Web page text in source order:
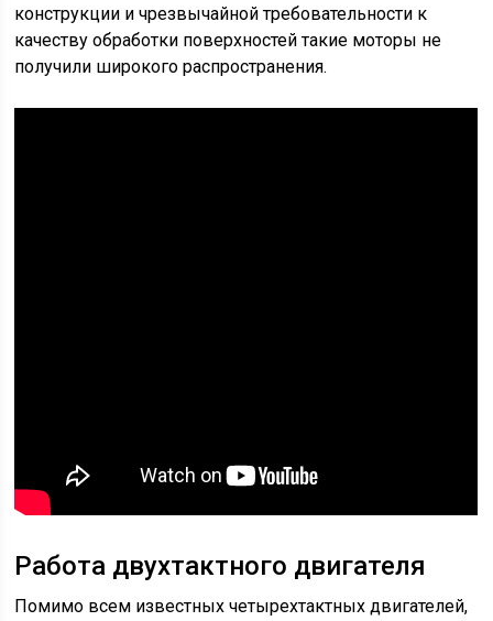
конструкции и чрезвычайной требовательности к
качеству обработки поверхностей такие моторы не
получили широкого распространения.
Работа двухтактного двигателя
Помимо всем известных четырехтактных двигателей,